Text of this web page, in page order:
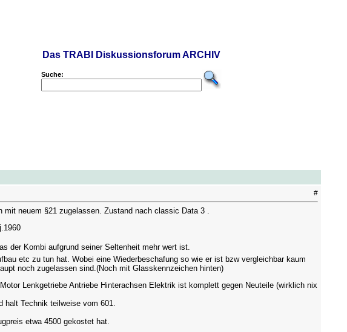
Das TRABI Diskussionsforum ARCHIV
Suche:
#
neuem §21 zugelassen. Zustand nach classic Data 3 .
der Kombi aufgrund seiner Seltenheit mehr wert ist.
etc zu tun hat. Wobei eine Wiederbeschafung so wie er ist bzw vergleichbar kaum
noch zugelassen sind.(Noch mit Glasskennzeichen hinten)
Lenkgetriebe Antriebe Hinterachsen Elektrik ist komplett gegen Neuteile (wirklich nix
halt Technik teilweise vom 601.
etwa 4500 gekostet hat.